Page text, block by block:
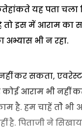
यह पता
तो इस में आराम का
भी न रहा.
कर सकता,
कोई आराम भी नहीं
है. हम चाहें तोे भी
है. पिताजी ने